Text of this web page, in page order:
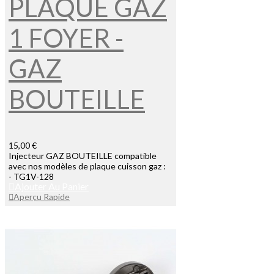
PLAQUE GAZ
1 FOYER -
GAZ
BOUTEILLE
15,00 €
Injecteur GAZ BOUTEILLE compatible
avec nos modèles de plaque cuisson gaz :
- TG1V-128
Aperçu Rapide